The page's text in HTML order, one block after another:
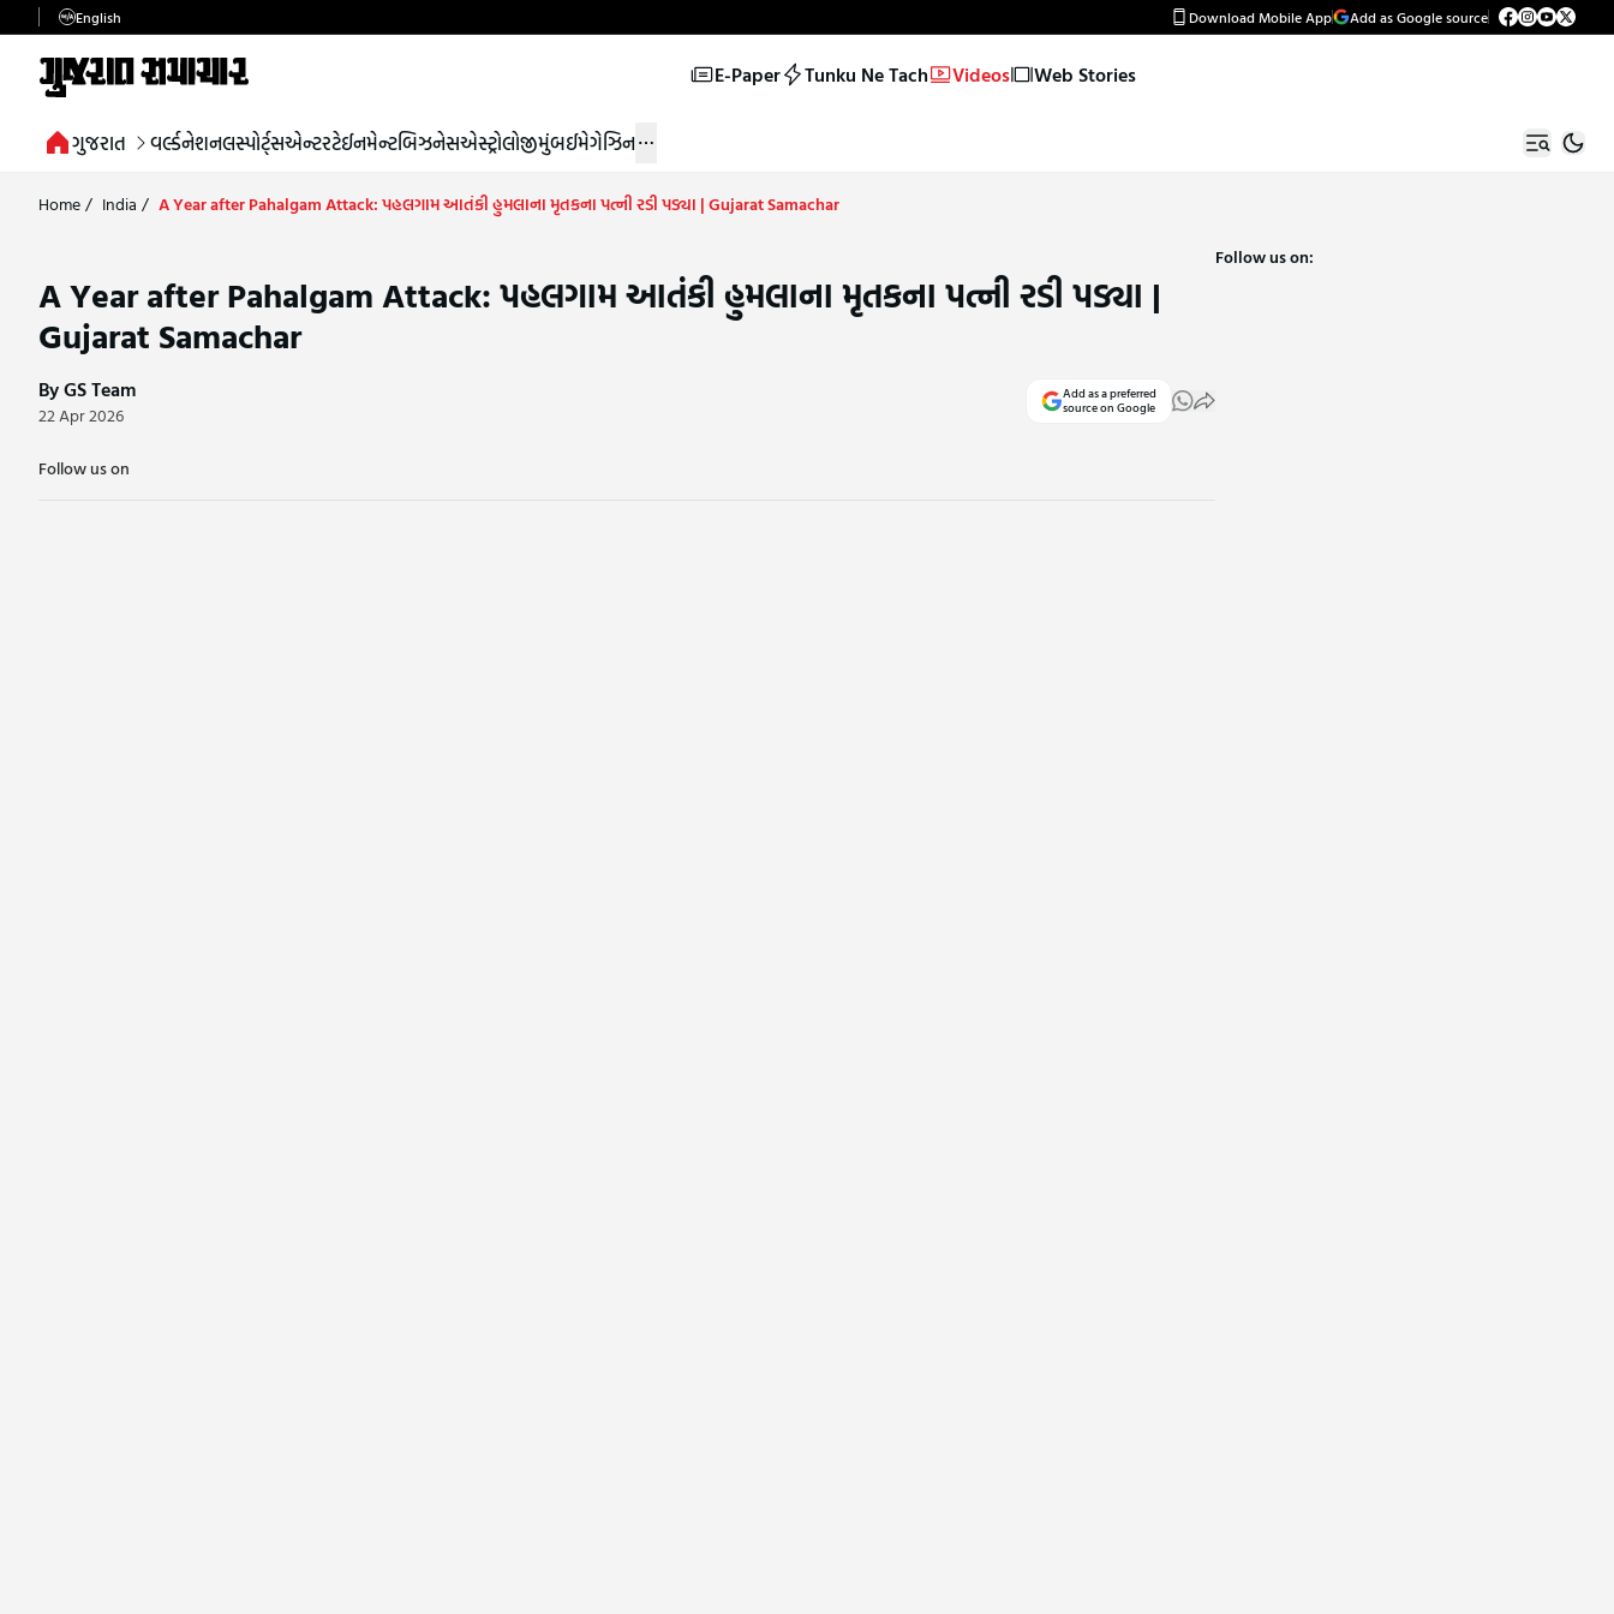
English Download Mobile App Add as Google source
E-Paper Tunku Ne Tach Videos Web Stories
ગુજરાત વર્લ્ડનેશનલસ્પોર્ટ્સએન્ટરટેઈનમેન્ટબિઝનેસએસ્ટ્રોલોજીમુંબઈમેગેઝિન
Home/ India / A Year after Pahalgam Attack: પહલગામ આતંકી હુમલાના મૃતકના પત્ની રડી પડ્યા | Gujarat Samachar
A Year after Pahalgam Attack: પહલગામ આતંકી હુમલાના મૃતકના પત્ની રડી પડ્યા |
Gujarat Samachar
By GS Team
22 Apr 2026
Add as a preferred
source on Google
Follow us on
Follow us on: